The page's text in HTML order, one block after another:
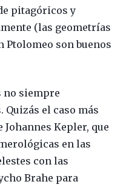
pitagóricos y
(las geometrías
Ptolomeo son buenos
no siempre
el caso más
Johannes Kepler, que
en las
con las
Brahe para